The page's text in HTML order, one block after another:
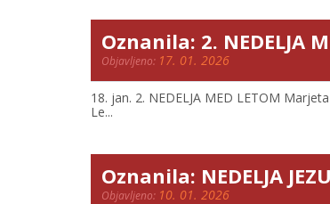
Oznanila: 2. NEDELJA
Objavljeno: 17. 01. 2026
18. jan. 2. NEDELJA MED LETOM
Le...
Oznanila: NEDELJA
Objavljeno: 10. 01. 2026